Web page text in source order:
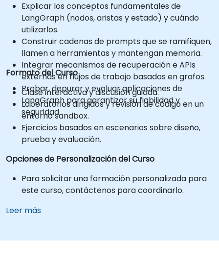
Explicar los conceptos fundamentales de
LangGraph (nodos, aristas y estado) y cuándo
utilizarlos.
Construir cadenas de prompts que se ramifiquen,
llamen a herramientas y mantengan memoria.
Integrar mecanismos de recuperación e APIs
externas en flujos de trabajo basados en grafos.
Probar, depurar y evaluar aplicaciones de
LangGraph para garantizar su fiabilidad y
seguridad.
Formato del Curso
Clase interactiva y discusión guiada.
Laboratorios dirigidos y revisión de código en un
entorno sandbox.
Ejercicios basados en escenarios sobre diseño,
prueba y evaluación.
Opciones de Personalización del Curso
Para solicitar una formación personalizada para
este curso, contáctenos para coordinarlo.
Leer más